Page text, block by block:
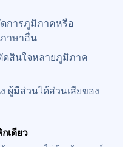
ดการภูมิภาคหรือ
าษาอื่น
สินใจหลายภูมิภาค
ผู้มีส่วนได้ส่วนเสียของ
เดียว